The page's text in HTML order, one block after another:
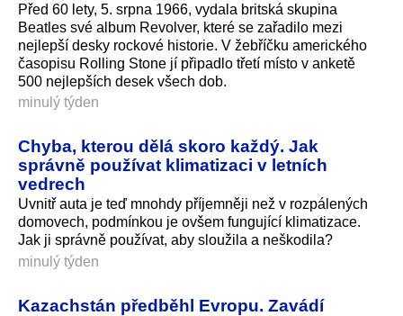
Před 60 lety, 5. srpna 1966, vydala britská skupina
Beatles své album Revolver, které se zařadilo mezi
nejlepší desky rockové historie. V žebříčku amerického
časopisu Rolling Stone jí připadlo třetí místo v anketě
500 nejlepších desek všech dob.
minulý týden
Chyba, kterou dělá skoro každý. Jak
správně používat klimatizaci v letních
vedrech
Uvnitř auta je teď mnohdy příjemněji než v rozpálených
domovech, podmínkou je ovšem fungující klimatizace.
Jak ji správně používat, aby sloužila a neškodila?
minulý týden
Kazachstán předběhl Evropu. Zavádí